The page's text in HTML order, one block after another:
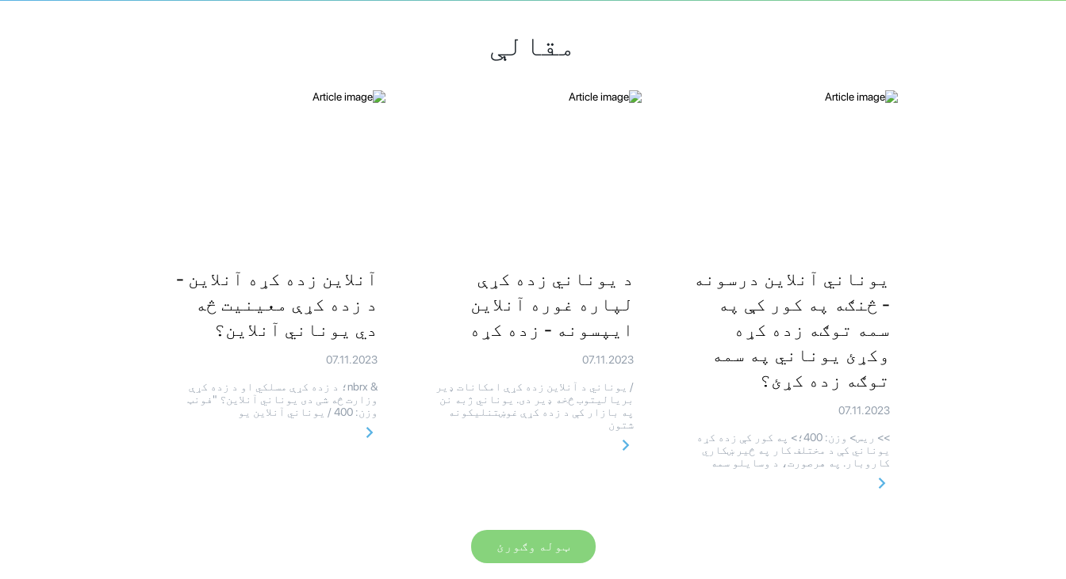
مقالې
یوناني آنلاین درسونه
- څنګه په کور کې په
سمه توګه زده کړه
وکړئ یوناني په سمه
توګه زده کړئ؟
07.11.2023
>> ريس> وزن: 400؛> په کور کې زده کړه
یوناني کې د مختلف کار په څیر ښکاري
کاروبار. په هرصورت، د وسایلو سمه
د یوناني زده کړې
لپاره غوره آنلاین
ایپسونه - زده کړه
07.11.2023
/ یوناني د آنلاین زده کړې امکانات ډیر
بریالیتوب څخه ډیر دی. یوناني ژبه نن
په بازار کې د زده کړې غوښتنلیکونه
شتون
آنلاین زده کړه آنلاین -
د زده کړې معینیت څه
دي یوناني آنلاین؟
07.11.2023
& nbrx؛ د زده کړې مسلکي او د زده کړې
وزارت څه شی دی یوناني آنلاین؟ "فونټ
وزن: 400 / یوناني آنلاین یو
ټوله وګورئ